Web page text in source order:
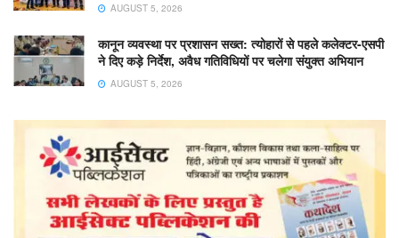
AUGUST 5, 2026
कानून व्यवस्था पर प्रशासन सख्त: त्योहारों से पहले कलेक्टर-एसपी
ने दिए कड़े निर्देश, अवैध गतिविधियों पर चलेगा संयुक्त अभियान
AUGUST 5, 2026